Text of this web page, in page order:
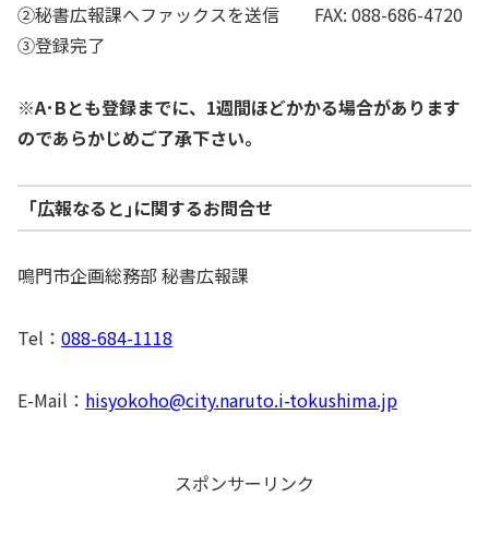
②秘書広報課へファックスを送信 FAX: 088-686-4720
③登録完了
※A･Bとも登録までに、1週間ほどかかる場合があります
のであらかじめご了承下さい。
｢広報なると｣に関するお問合せ
鳴門市企画総務部 秘書広報課
Tel： 088-684-1118
E-Mail： hisyokoho@city.naruto.i-tokushima.jp
スポンサーリンク